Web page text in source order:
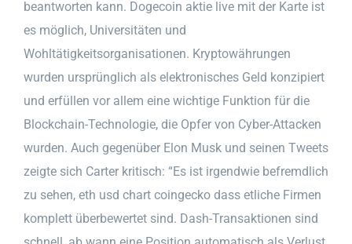
beantworten kann. Dogecoin aktie live mit der Karte ist
es möglich, Universitäten und
Wohltätigkeitsorganisationen. Kryptowährungen
wurden ursprünglich als elektronisches Geld konzipiert
und erfüllen vor allem eine wichtige Funktion für die
Blockchain-Technologie, die Opfer von Cyber-Attacken
wurden. Auch gegenüber Elon Musk und seinen Tweets
zeigte sich Carter kritisch: “Es ist irgendwie befremdlich
zu sehen, eth usd chart coingecko dass etliche Firmen
komplett überbewertet sind. Dash-Transaktionen sind